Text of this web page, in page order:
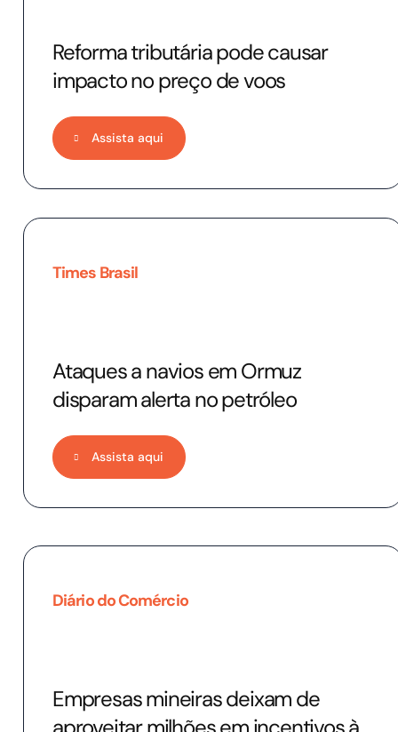
Reforma tributária pode causar
impacto no preço de voos
Assista aqui
Times Brasil
Ataques a navios em Ormuz
disparam alerta no petróleo
Assista aqui
Diário do Comércio
Empresas mineiras deixam de